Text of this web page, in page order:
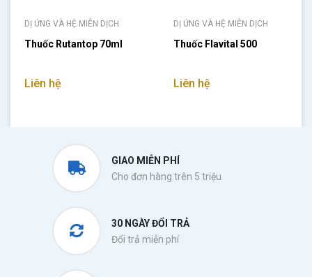
DỊ ỨNG VÀ HỆ MIỄN DỊCH
Thuốc Rutantop 70ml
Liên hệ
DỊ ỨNG VÀ HỆ MIỄN DỊCH
Thuốc Flavital 500
Liên hệ
GIAO MIỄN PHÍ
Cho đơn hàng trên 5 triệu
30 NGÀY ĐỔI TRẢ
Đổi trả miễn phí